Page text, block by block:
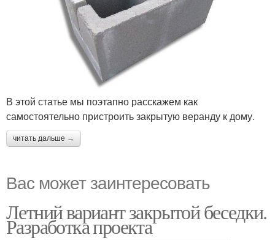
В этой статье мы поэтапно расскажем как
самостоятельно пристроить закрытую веранду к дому.
читать дальше →
Вас может заинтересовать
Летний вариант закрытой беседки.
Разработка проекта